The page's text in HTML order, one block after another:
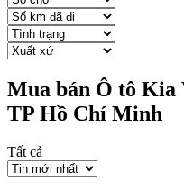
Mua bán Ô tô Kia
TP Hồ Chí Minh
Tất cả